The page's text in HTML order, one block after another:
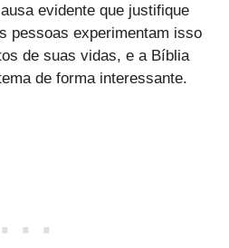
evidente que justifique
pessoas experimentam isso
de suas vidas, e a Bíblia
de forma interessante.